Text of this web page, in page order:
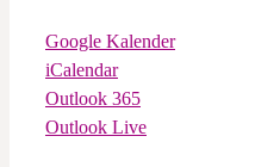
Google Kalender
iCalendar
Outlook 365
Outlook Live